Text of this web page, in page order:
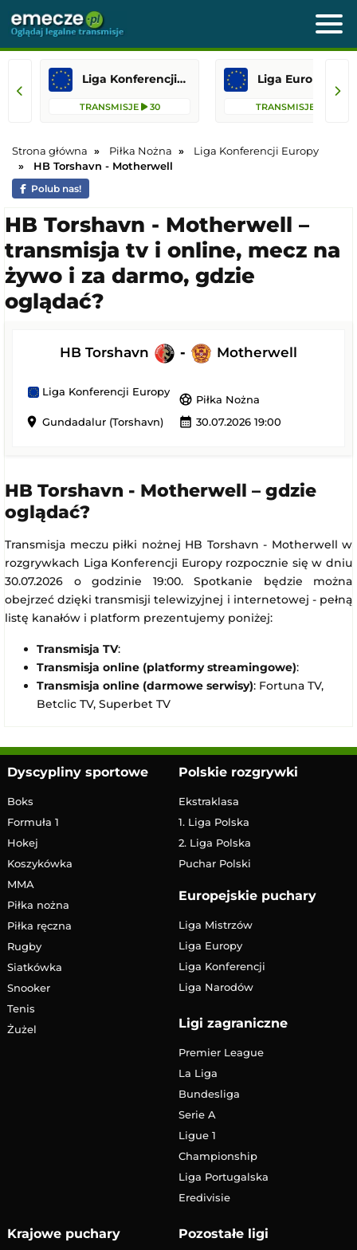
Liga Konferencji Europy
TRANSMISJE 30
Liga Europejska
TRANSMISJE
Strona główna Piłka Nożna
Liga Konferencji Europy
HB Torshavn - Motherwell
Polub nas!
HB Torshavn - Motherwell –
transmisja tv i online, mecz na
żywo i za darmo, gdzie
oglądać?
HB Torshavn - Motherwell
Liga Konferencji Europy
sports_soccer Piłka Nożna
location_on Gundadalur (Torshavn) calendar_month 30.07.2026 19:00
HB Torshavn - Motherwell – gdzie
oglądać?
Transmisja meczu piłki nożnej HB Torshavn - Motherwell w
rozgrywkach Liga Konferencji Europy rozpocznie się w dniu
30.07.2026 o godzinie 19:00. Spotkanie będzie można
obejrzeć dzięki transmisji telewizyjnej i internetowej - pełną
listę kanałów i platform prezentujemy poniżej:
Transmisja TV:
Transmisja online (platformy streamingowe):
Transmisja online (darmowe serwisy): Fortuna TV,
Betclic TV, Superbet TV
Dyscypliny sportowe
Boks
Formuła 1
Hokej
Koszykówka
MMA
Piłka nożna
Piłka ręczna
Rugby
Siatkówka
Snooker
Tenis
Żużel
Polskie rozgrywki
Ekstraklasa
1. Liga Polska
2. Liga Polska
Puchar Polski
Europejskie puchary
Liga Mistrzów
Liga Europy
Liga Konferencji
Liga Narodów
Ligi zagraniczne
Premier League
La Liga
Bundesliga
Serie A
Ligue 1
Championship
Liga Portugalska
Eredivisie
Krajowe puchary Pozostałe ligi